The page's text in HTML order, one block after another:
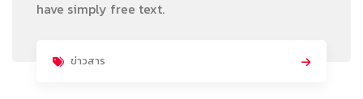
have simply free text.
ข่าวสาร